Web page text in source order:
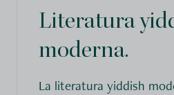
Literatura
moderna.
La literatura yiddish